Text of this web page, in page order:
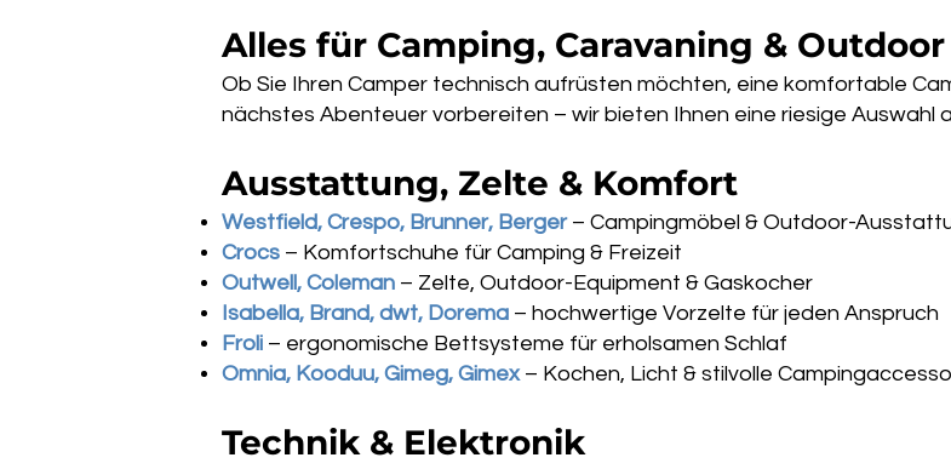
Alles für Camping, Caravaning &
Ob Sie Ihren Camper technisch aufrüsten möchten, eine komfortable
nächstes Abenteuer vorbereiten – wir bieten Ihnen eine riesige Auswahl
Ausstattung, Zelte & Komfort
Westfield, Crespo, Brunner, Berger – Campingmöbel & Outdoor-
Crocs – Komfortschuhe für Camping & Freizeit
Outwell, Coleman – Zelte, Outdoor-Equipment & Gaskocher
Isabella, Brand, dwt, Dorema – hochwertige Vorzelte für jeden Anspruch
Froli – ergonomische Bettsysteme für erholsamen Schlaf
Omnia, Kooduu, Gimeg, Gimex– Kochen, Licht & stilvolle
Technik & Elektronik